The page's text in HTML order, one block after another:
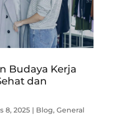
Budaya Kerja
dan
8, 2025| Blog, General